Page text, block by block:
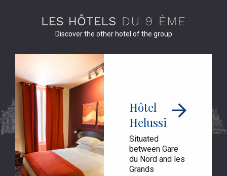
Discover the other hotel of the group
Hôtel
Helussi
Situated
between Gare
du Nord and les
Grands